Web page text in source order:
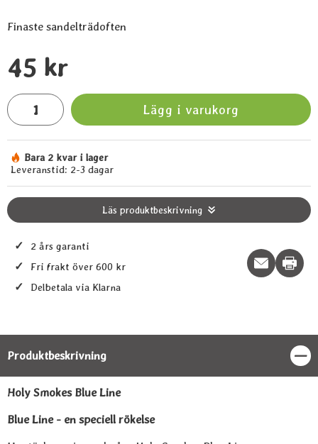
Finaste sandelträdoften
pris
45 kr
antal
Lägg i varukorg
Tillgänglighet:
Bara 2 kvar i lager
Leveranstid: 2-3 dagar
Läs produktbeskrivning
✓ 2 års garanti
✓ Fri frakt över 600 kr
✓ Delbetala via Klarna
Print
Produktbeskrivning
Produktbeskrivning
Holy Smokes Blue Line
Blue Line - en speciell rökelse